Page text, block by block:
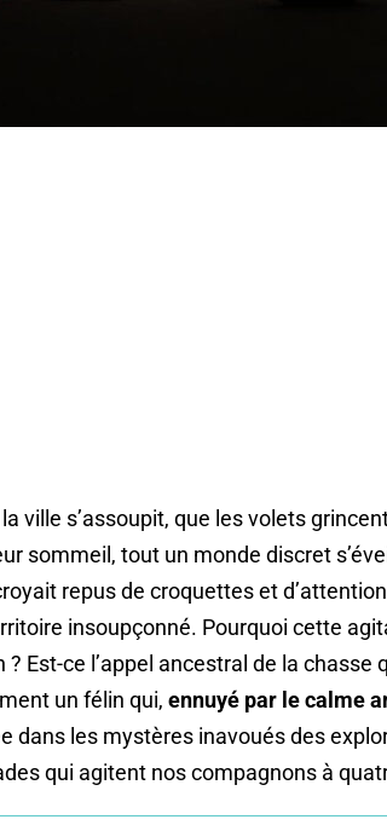
ville s’assoupit, que les volets
sommeil, tout un monde discret
repus de croquettes et
insoupçonné. Pourquoi cette
? Est-ce l’appel ancestral de la
un félin qui, ennuyé par le calme
dans les mystères inavoués des
qui agitent nos compagnons à